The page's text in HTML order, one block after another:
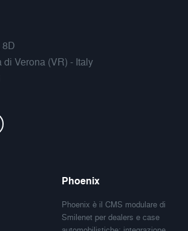
Verona (VR) - Italy
Phoenix
Phoenix è il CMS modulare di
Smilenet per dealers e case